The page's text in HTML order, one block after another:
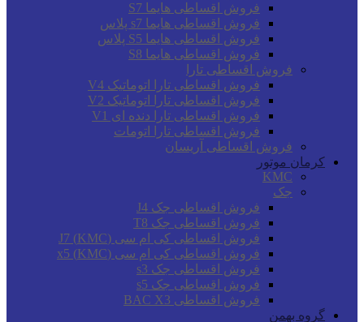
فروش اقساطی هایما S7
فروش اقساطی هایما s7 پلاس
فروش اقساطی هایما S5 پلاس
فروش اقساطی هایما S8
فروش اقساطی تارا
فروش اقساطی تارا اتوماتیک V4
فروش اقساطی تارا اتوماتیک V2
فروش اقساطی تارا دنده ای V1
فروش اقساطی تارا اتومات
فروش اقساطی آریسان
کرمان موتور
KMC
جک
فروش اقساطی جک J4
فروش اقساطی جک T8
فروش اقساطی کی ام سی (KMC) J7
فروش اقساطی کی ام سی (KMC) x5
فروش اقساطی جک s3
فروش اقساطی جک s5
فروش اقساطی BAC X3
گروه بهمن